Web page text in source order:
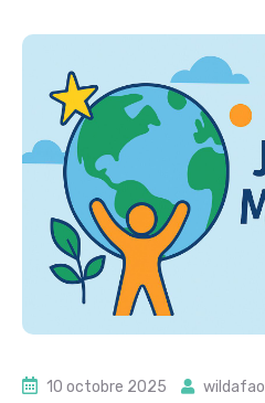
10 octobre 2025 wildafao